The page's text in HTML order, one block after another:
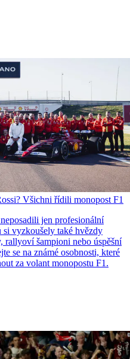
Všichni řídili monopost F1
jen profesionální
vyzkoušely také hvězdy
šampioni nebo úspěšní
se na známé osobnosti, které
za volant monopostu F1.